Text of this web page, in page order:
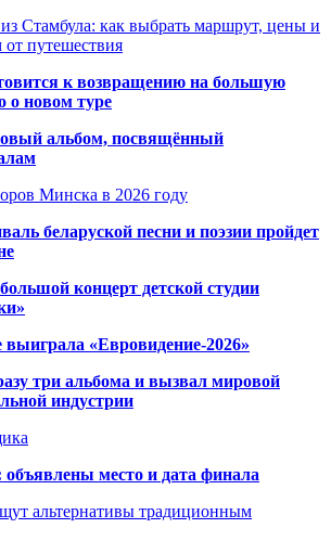
Стамбула: как выбрать маршрут, цены и
путешествия
к возвращению на большую
о новом туре
альбом, посвящённый
Минска в 2026 году
беларуской песни и поэзии пройдет
концерт детской студии
«Евровидение-2026»
три альбома и вызвал мировой
индустрии
объявлены место и дата финала
альтернативы традиционным